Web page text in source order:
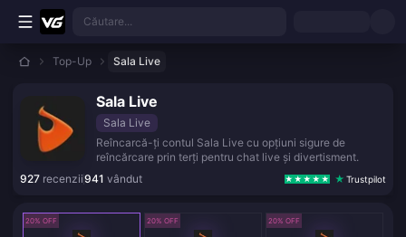
Treci la conținutul principal
Căutare...
Top-Up Sala Live
Sala Live
Sala Live
Reîncarcă-ți contul Sala Live cu opțiuni sigure de
reîncărcare prin terți pentru chat live și divertisment.
927 recenzii941 vândut Trustpilot
20% OFF 20% OFF 20% OFF